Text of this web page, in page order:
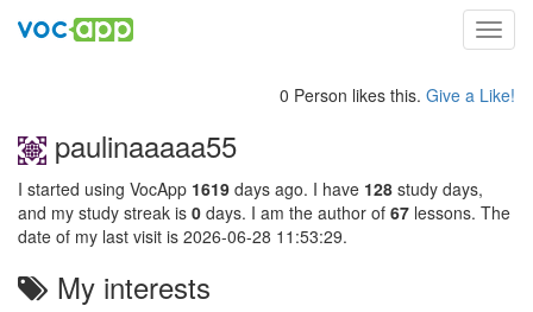
0 Person likes this. Give a Like!
paulinaaaaa55
I started using VocApp 1619 days ago. I have 128 study days,
and my study streak is 0 days. I am the author of 67 lessons. The
date of my last visit is 2026-06-28 11:53:29.
My interests